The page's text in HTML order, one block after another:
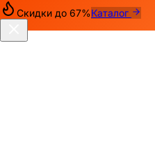
Скидки до 67%Каталог